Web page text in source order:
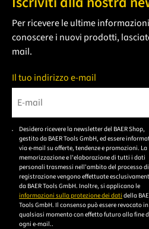
Per ricevere le ultime
conoscere i nuovi prodotti,
mail.
Il tuo indirizzo e-mail
Bitte geben Sie eine gültige E-
Desidero ricevere la newsletter del BAER Shop,
gestito da BAER Tools GmbH, ed essere
via e-mail su offerte, tendenze e promozioni. La
memorizzazione e l'elaborazione di tutti i dati
personali trasmessi nell'ambito del processo di
registrazione vengono effettuate
da BAER Tools GmbH. Inoltre, si applicano le
informazioni sulla protezione dei dati della
Tools GmbH. Il consenso può essere revocato in
qualsiasi momento con effetto futuro alla fine
ogni e-mail..